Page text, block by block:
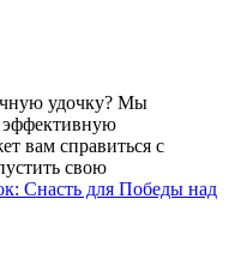
удочку? Мы
эффективную
вам справиться с
свою
Снасть для Победы над